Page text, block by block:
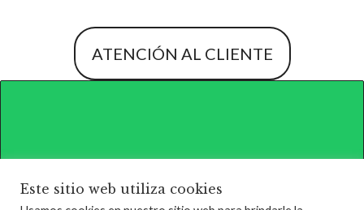
ATENCIÓN AL CLIENTE
Este sitio web utiliza cookies